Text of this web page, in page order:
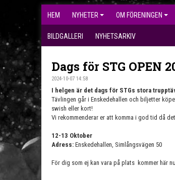
HEM NYHETER OM FÖRENINGEN
BILDGALLERI NYHETSARKIV
Dags för STG OPEN
2024-10-07 14:58
I helgen är det dags för STGs stora
Tävlingen går i Enskedehallen och biljetter
swish eller kort!
Vi rekommenderar er att komma i god tid då
12-13 Oktober
Adress: Enskedehallen, Simlångsvägen 50
För dig som ej kan vara på plats kommer här